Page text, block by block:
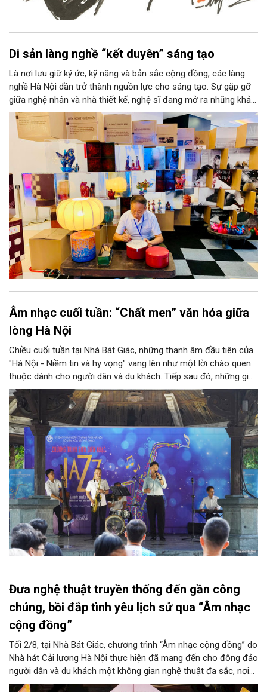
Di sản làng nghề “kết duyên” sáng tạo
Là nơi lưu giữ ký ức, kỹ năng và bản sắc cộng đồng, các làng
nghề Hà Nội dần trở thành nguồn lực cho sáng tạo. Sự gặp gỡ
giữa nghệ nhân và nhà thiết kế, nghệ sĩ đang mở ra những khả
năng phát triển mới cho thủ công đương đại trên nền tảng di
sản. Từ những cuộc “kết duyên” đầy cảm hứng ấy, Hà Nội đang
khơi thông mạch ngầm của hệ sinh thái thủ công, biến vốn cổ
thành động lực bền vững cho tương lai.
Âm nhạc cuối tuần: “Chất men” văn hóa giữa
lòng Hà Nội
Chiều cuối tuần tại Nhà Bát Giác, những thanh âm đầu tiên của
"Hà Nội - Niềm tin và hy vọng" vang lên như một lời chào quen
thuộc dành cho người dân và du khách. Tiếp sau đó, những giai
điệu jazz kinh điển của thế giới lần lượt cất lên qua phần biểu
diễn của NSƯT Quyền Văn Minh và các nghệ sĩ Bình Minh Jazz
Club, mở ra một không gian âm nhạc giàu cảm xúc ngay giữa
trung tâm Thủ đô.
Đưa nghệ thuật truyền thống đến gần công
chúng, bồi đắp tình yêu lịch sử qua “Âm nhạc
cộng đồng”
Tối 2/8, tại Nhà Bát Giác, chương trình “Âm nhạc cộng đồng” do
Nhà hát Cải lương Hà Nội thực hiện đã mang đến cho đông đảo
người dân và du khách một không gian nghệ thuật đa sắc, nơi
những làn điệu cải lương, ca cổ, tân cổ và các tiết mục múa